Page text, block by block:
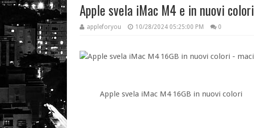
Apple svela iMac M4 e in nuovi colori
appleforyou 10/28/2024 05:25:00 PM 0
Apple svela iMac M4 16GB in nuovi colori